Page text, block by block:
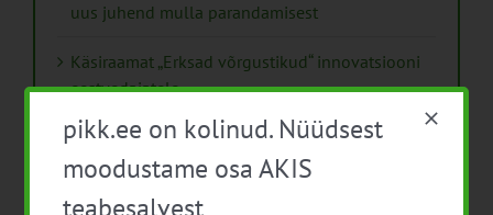
uus juhend mulla parandamisest
Käsiraamat „Erksad võrgustikud“ innovatsiooni
eestvedajatele
ESEE 2025 esitas pilgu “hea põllumehe”
kuvandile ja nõustaja rollile
pikk.ee on kolinud. Nüüdsest
moodustame osa AKIS
teabesalvest